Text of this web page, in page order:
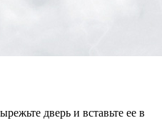
дверь и вставьте ее в